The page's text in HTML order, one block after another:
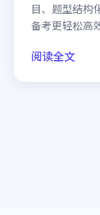
目、题型结构
备考更轻松高
阅读全文